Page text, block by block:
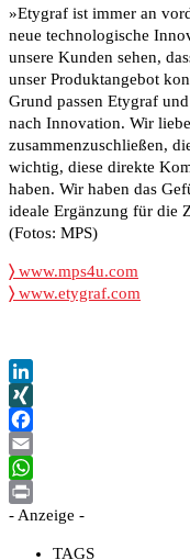
»Etygraf ist immer an
neue technologische
unsere Kunden sehen,
unser Produktangebot
Grund passen Etygraf
nach Innovation. Wir
zusammenzuschließen,
wichtig, diese direkte
haben. Wir haben das
ideale Ergänzung für die
(Fotos: MPS)
〉 www.mps4u.com
〉 www.etygraf.com
LinkedIn
XING
Facebook
Email
WhatsApp
Print
- Anzeige -
TAGS